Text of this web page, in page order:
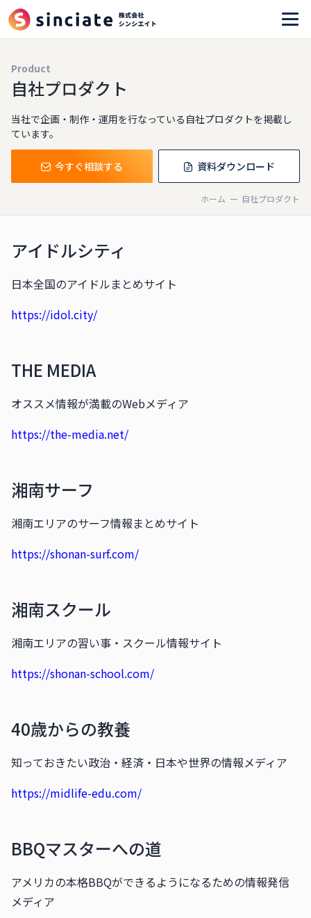
Product
自社プロダクト
当社で企画・制作・運用を行なっている自社プロダクトを掲載し
ています。
今すぐ相談する 資料ダウンロード
ホーム 自社プロダクト
アイドルシティ
日本全国のアイドルまとめサイト
https://idol.city/
THE MEDIA
オススメ情報が満載のWebメディア
https://the-media.net/
湘南サーフ
湘南エリアのサーフ情報まとめサイト
https://shonan-surf.com/
湘南スクール
湘南エリアの習い事・スクール情報サイト
https://shonan-school.com/
40歳からの教養
知っておきたい政治・経済・日本や世界の情報メディア
https://midlife-edu.com/
BBQマスターへの道
アメリカの本格BBQができるようになるための情報発信
メディア